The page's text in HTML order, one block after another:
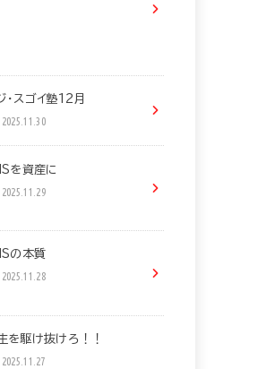
・スゴイ塾12月
2025.11.30
を資産に
2025.11.29
の本質
2025.11.28
を駆け抜けろ！！
2025.11.27